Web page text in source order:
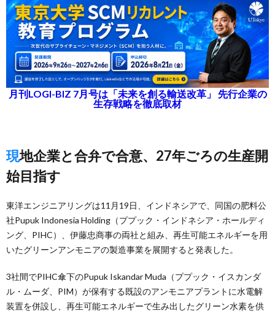
月刊LOGI-BIZ 7月号は「未来を創る輸送改革」 先行企業の
生存戦略を徹底取材
現地企業と合弁で合意、27年ごろの生産開
始目指す
東洋エンジニアリングは11月19日、インドネシアで、同国の肥料公
社Pupuk Indonesia Holding（ププック・インドネシア・ホールディ
ング、PIHC）、伊藤忠商事の両社と組み、再生可能エネルギーを用
いたグリーンアンモニアの製造事業を展開すると発表した。
3社間でPIHC傘下のPupuk Iskandar Muda（ププック・イスカンダ
ル・ムーダ、PIM）​が保有する既設のアンモニアプラントに水電解
装置を併設し、再生可能エネルギーで生み出したグリーン水素を供